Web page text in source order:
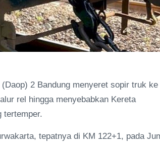
2 Bandung menyeret sopir truk ke
rel hingga menyebabkan Kereta
tertemper.
tepatnya di KM 122+1, pada